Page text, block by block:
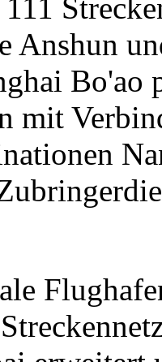
111
Anshun
Bo'ao
mit